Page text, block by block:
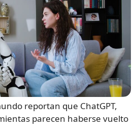
reportan que ChatGPT,
parecen haberse vuelto